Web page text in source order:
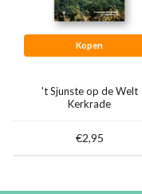
Kopen
't Sjunste op de Welt
Kerkrade
€2,95